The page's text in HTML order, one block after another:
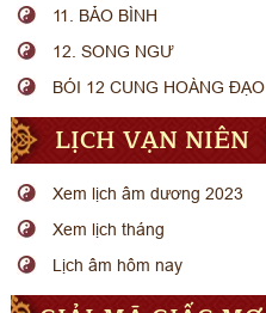
11. BẢO BÌNH
12. SONG NGƯ
BÓI 12 CUNG HOÀNG ĐẠO
LỊCH VẠN NIÊN
Xem lịch âm dương 2023
Xem lịch tháng
Lịch âm hôm nay